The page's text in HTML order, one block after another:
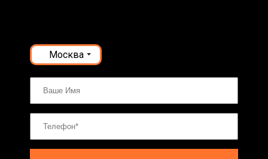
Москва